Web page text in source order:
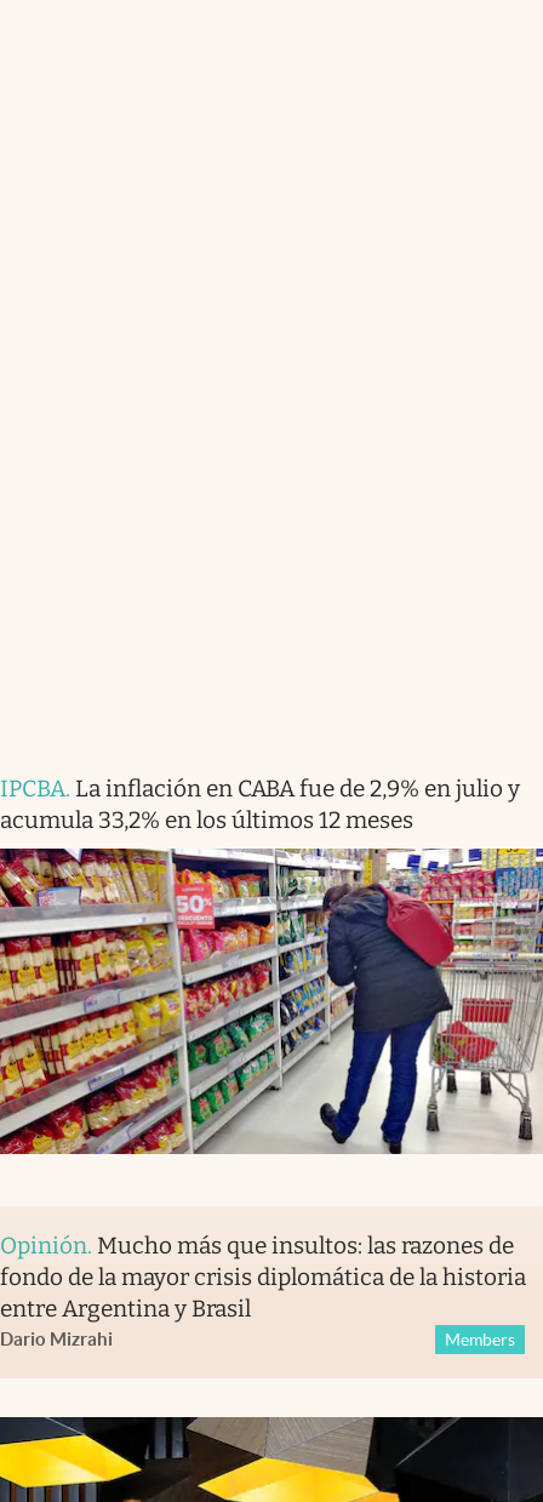
IPCBA. La inflación en CABA fue de 2,9% en julio y
acumula 33,2% en los últimos 12 meses
Opinión. Mucho más que insultos: las razones de
fondo de la mayor crisis diplomática de la historia
entre Argentina y Brasil
Dario Mizrahi Members